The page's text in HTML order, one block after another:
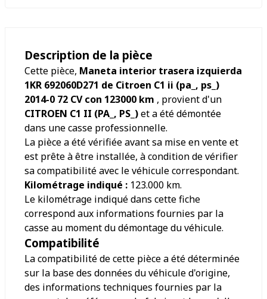
Description de la pièce
Cette pièce, Maneta interior trasera izquierda
1KR 692060D271 de Citroen C1 ii (pa_, ps_)
2014-0 72 CV con 123000 km , provient d'un
CITROEN C1 II (PA_, PS_)et a été démontée
dans une casse professionnelle.
La pièce a été vérifiée avant sa mise en vente et
est prête à être installée, à condition de vérifier
sa compatibilité avec le véhicule correspondant.
Kilométrage indiqué : 123.000 km.
Le kilométrage indiqué dans cette fiche
correspond aux informations fournies par la
casse au moment du démontage du véhicule.
Compatibilité
La compatibilité de cette pièce a été déterminée
sur la base des données du véhicule d'origine,
des informations techniques fournies par la